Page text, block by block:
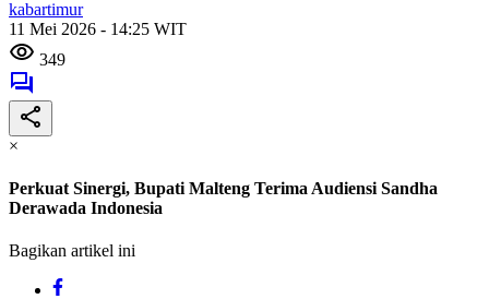
kabartimur
11 Mei 2026 - 14:25 WIT
349
×
Perkuat Sinergi, Bupati Malteng Terima Audiensi Sandha
Derawada Indonesia
Bagikan artikel ini